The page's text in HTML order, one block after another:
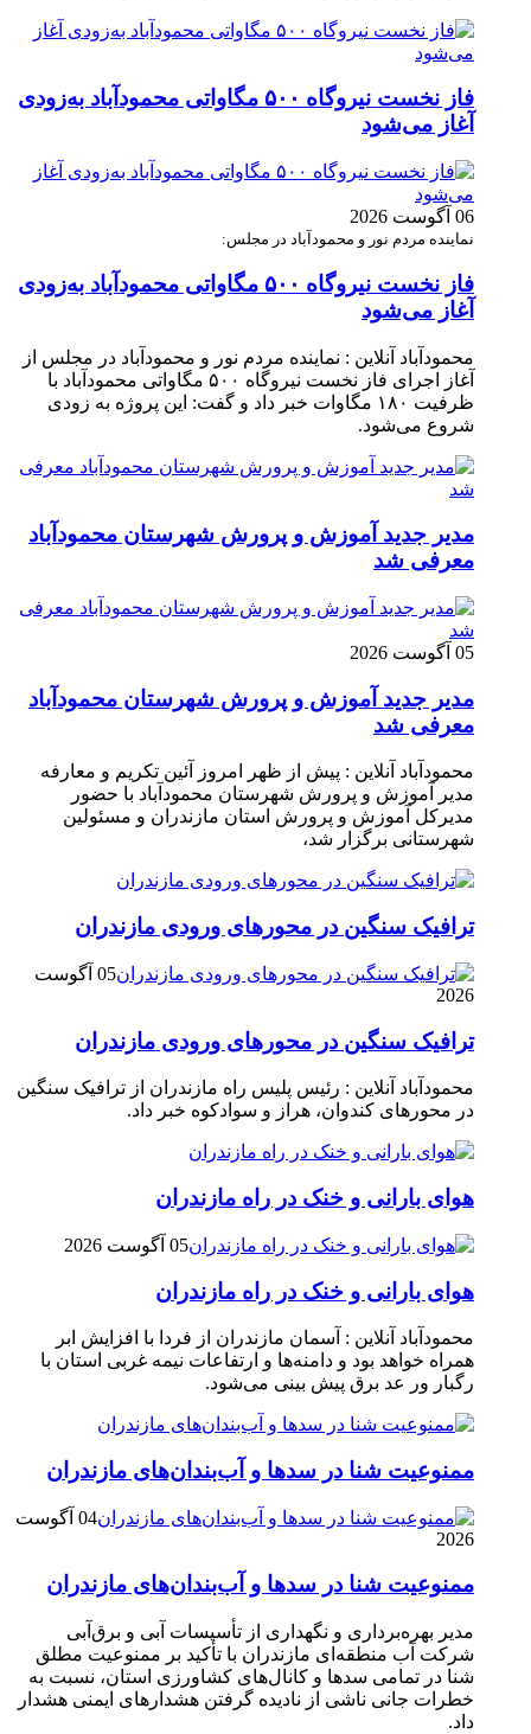
فاز نخست نیروگاه ۵۰۰ مگاواتی محمودآباد به‌زودی
آغاز می‌شود
06 آگوست 2026
نماینده مردم نور و محمودآباد در مجلس:
فاز نخست نیروگاه ۵۰۰ مگاواتی محمودآباد به‌زودی
آغاز می‌شود
محمودآباد آنلاین : نماینده مردم نور و محمودآباد در مجلس از
آغاز اجرای فاز نخست نیروگاه ۵۰۰ مگاواتی محمودآباد با
ظرفیت ۱۸۰ مگاوات خبر داد و گفت: این پروژه به زودی
شروع می‌شود.
مدیر جدید آموزش و پرورش شهرستان محمودآباد
معرفی شد
05 آگوست 2026
مدیر جدید آموزش و پرورش شهرستان محمودآباد
معرفی شد
محمودآباد آنلاین : پیش از ظهر امروز آئین تکریم و معارفه
مدیر آموزش و پرورش شهرستان محمودآباد با حضور
مدیرکل آموزش و پرورش استان مازندران و مسئولین
شهرستانی برگزار شد،
ترافیک سنگین در محور‌های ورودی مازندران
05 آگوست
2026
ترافیک سنگین در محور‌های ورودی مازندران
محمودآباد آنلاین : رئیس پلیس راه مازندران از ترافیک سنگین
در محور‌های کندوان، هراز و سوادکوه خبر داد.
هوای بارانی و خنک در راه مازندران
05 آگوست 2026
هوای بارانی و خنک در راه مازندران
محمودآباد آنلاین : آسمان مازندران از فردا با افزایش ابر
همراه خواهد بود و دامنه‌ها و ارتفاعات نیمه غربی استان با
رگبار ور عد برق پیش بینی می‌شود.
ممنوعیت شنا در سدها و آب‌بندان‌‌های مازندران
04 آگوست
2026
ممنوعیت شنا در سدها و آب‌بندان‌‌های مازندران
مدیر بهره‌برداری و نگهداری از تأسیسات آبی و برق‌آبی
شرکت آب منطقه‌ای مازندران با تأکید بر ممنوعیت مطلق
شنا در تمامی سدها و کانال‌های کشاورزی استان، نسبت به
خطرات جانی ناشی از نادیده گرفتن هشدارهای ایمنی هشدار
داد.